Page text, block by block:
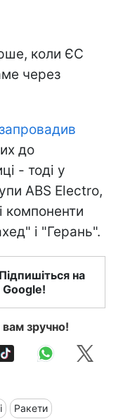
коли ЄС
через
до
- тоді у
ABS Electro,
компоненти
і "Герань".
на
Google!
зручно!
Ракети